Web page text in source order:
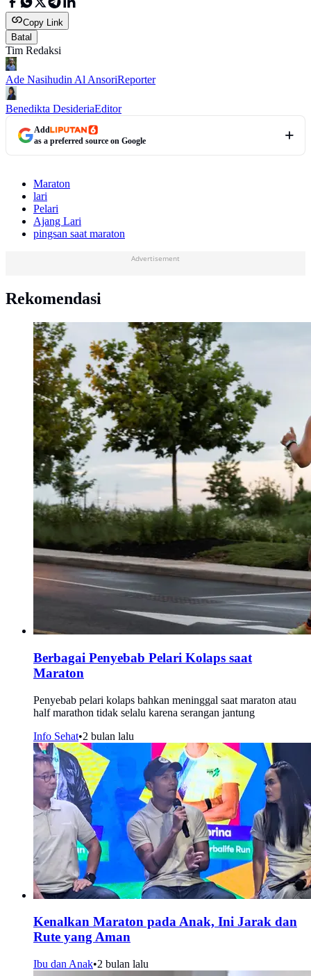
Copy Link
Batal
Tim Redaksi
Ade Nasihudin Al AnsoriReporter
Benedikta DesideriaEditor
Add
as a preferred source on Google
Maraton
lari
Pelari
Ajang Lari
pingsan saat maraton
Advertisement
Rekomendasi
Berbagai Penyebab Pelari Kolaps saat
Maraton
Penyebab pelari kolaps bahkan meninggal saat maraton atau
half marathon tidak selalu karena serangan jantung
Info Sehat•2 bulan lalu
Kenalkan Maraton pada Anak, Ini Jarak dan
Rute yang Aman
Ibu dan Anak•2 bulan lalu